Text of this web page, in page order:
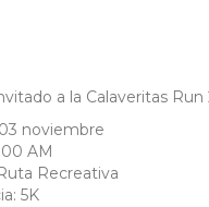
a la Calaveritas Run
noviembre
AM
Recreativa
5K